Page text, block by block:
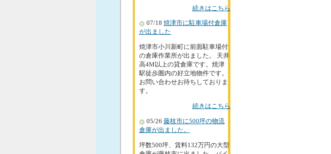
続きはこちら
07/18 焼津市に駐車場付倉庫
が出ました
焼津市小川新町に前面駐車場付
の倉庫作業所が出ました。 天井
高4M以上の貸倉庫です。焼津
駅徒歩圏内の好立地物件です。
お問い合わせお待ちしておりま
す。
続きはこちら
05/26 藤枝市に500坪の物流
倉庫が出ました。
坪数500坪、賃料132万円の大型